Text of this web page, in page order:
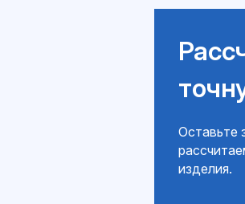
Оставьте
изделия.